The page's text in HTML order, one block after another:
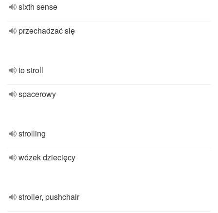
sixth sense
przechadzać się
to stroll
spacerowy
strolling
wózek dziecięcy
stroller, pushchair